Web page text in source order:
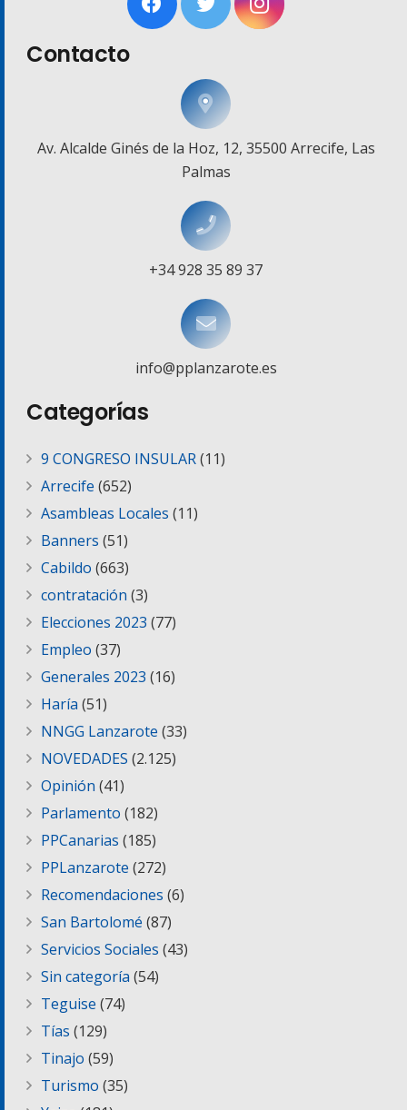
Contacto
Av. Alcalde Ginés de la Hoz, 12, 35500 Arrecife, Las
Palmas
+34 928 35 89 37
info@pplanzarote.es
Categorías
9 CONGRESO INSULAR(11)
Arrecife (652)
Asambleas Locales (11)
Banners (51)
Cabildo (663)
contratación (3)
Elecciones 2023 (77)
Empleo (37)
Generales 2023 (16)
Haría (51)
NNGG Lanzarote (33)
NOVEDADES (2.125)
Opinión (41)
Parlamento (182)
PPCanarias (185)
PPLanzarote (272)
Recomendaciones (6)
San Bartolomé (87)
Servicios Sociales (43)
Sin categoría (54)
Teguise (74)
Tías (129)
Tinajo (59)
Turismo (35)